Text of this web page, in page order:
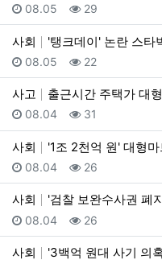
등록일
08.05 조회
29
사회 '탱크데이' 논란 스타
등록일
08.05 조회
22
사고 출근시간 주택가 대
등록일
08.04 조회
31
사회 '1조 2천억 원' 대형
등록일
08.04 조회
26
사회 '검찰 보완수사권 폐
등록일
08.04 조회
26
사회 '3백억 원대 사기 의